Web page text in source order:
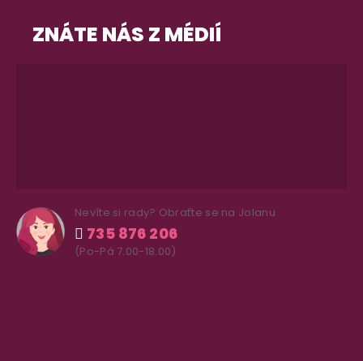
ZNÁTE NÁS Z MÉDIÍ
Nevíte si rady? Obraťte se na Jolanu
735 876 206
(Po-Pá 7.00-18.00)